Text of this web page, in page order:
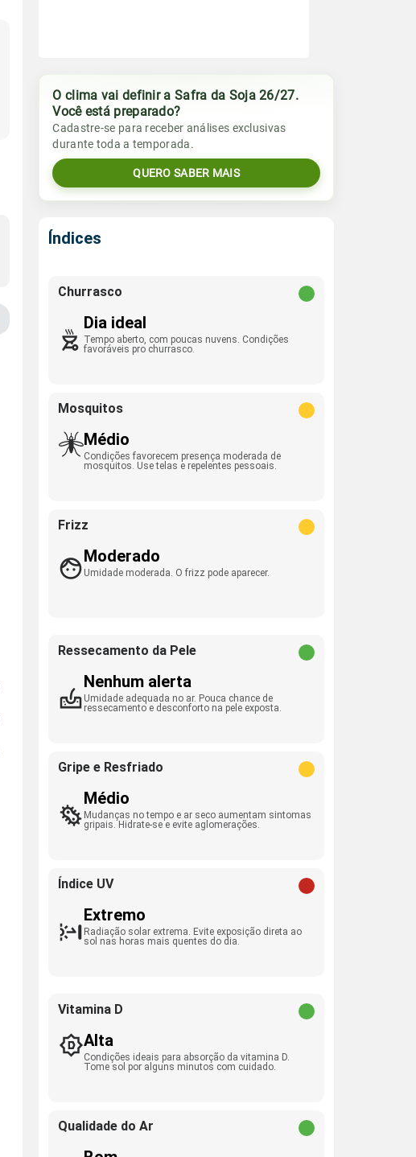
O clima vai definir a Safra da Soja 26/27.
Você está preparado?
Cadastre-se para receber análises exclusivas
durante toda a temporada.
QUERO SABER MAIS
Índices
Churrasco
Dia ideal
Tempo aberto, com poucas nuvens. Condições
favoráveis pro churrasco.
Mosquitos
Médio
Condições favorecem presença moderada de
mosquitos. Use telas e repelentes pessoais.
Frizz
Moderado
Umidade moderada. O frizz pode aparecer.
Ressecamento da Pele
Nenhum alerta
Umidade adequada no ar. Pouca chance de
ressecamento e desconforto na pele exposta.
Gripe e Resfriado
Médio
Mudanças no tempo e ar seco aumentam sintomas
gripais. Hidrate-se e evite aglomerações.
Índice UV
Extremo
Radiação solar extrema. Evite exposição direta ao
sol nas horas mais quentes do dia.
Vitamina D
Alta
Condições ideais para absorção da vitamina D.
Tome sol por alguns minutos com cuidado.
Qualidade do Ar